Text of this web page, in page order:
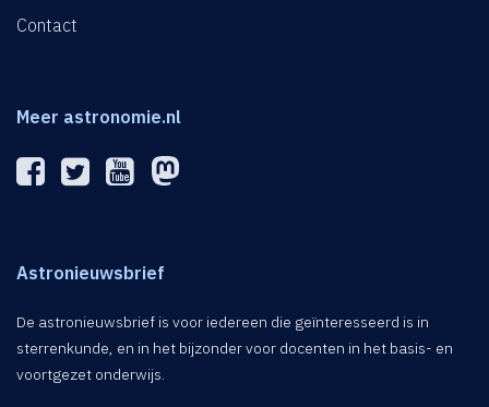
Contact
Meer astronomie.nl
Astronieuwsbrief
De astronieuwsbrief is voor iedereen die geïnteresseerd is in
sterrenkunde, en in het bijzonder voor docenten in het basis- en
voortgezet onderwijs.